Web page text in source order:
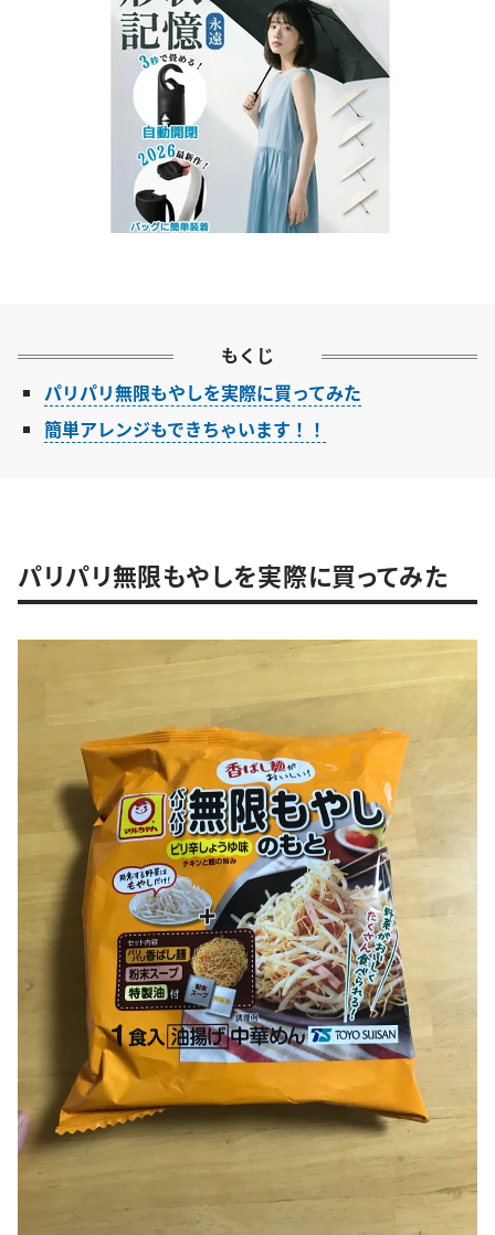
もくじ
パリパリ無限もやしを実際に買ってみた
簡単アレンジもできちゃいます！！
パリパリ無限もやしを実際に買ってみた